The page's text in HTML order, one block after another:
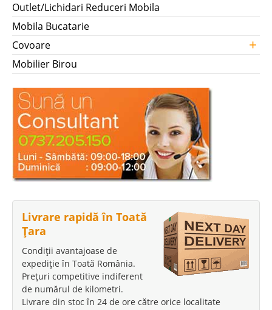
Outlet/Lichidari Reduceri Mobila
Mobila Bucatarie
Covoare
+
Mobilier Birou
Livrare rapidă în Toată
Țara
Condiții avantajoase de
expediție în Toată România.
Prețuri competitive indiferent
de numărul de kilometri.
Livrare din stoc în 24 de ore către orice localitate